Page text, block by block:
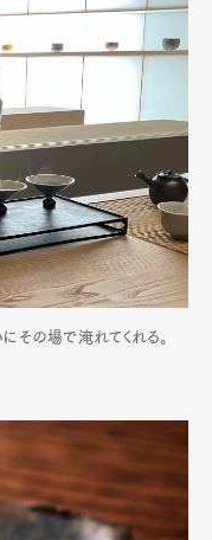
その場で淹れてくれる。